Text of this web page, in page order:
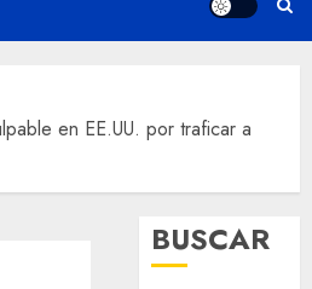
en EE.UU. por traficar a
BUSCAR